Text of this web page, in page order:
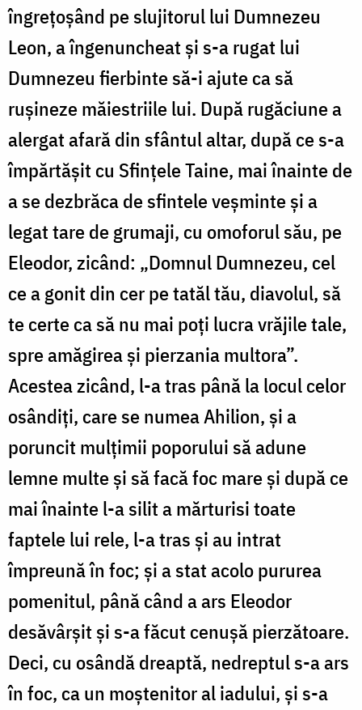
îngrețoșând pe slujitorul lui Dumnezeu
Leon, a îngenuncheat și s-a rugat lui
Dumnezeu fierbinte să-i ajute ca să
rușineze măiestriile lui. După rugăciune a
alergat afară din sfântul altar, după ce s-a
împărtășit cu Sfințele Taine, mai înainte de
a se dezbrăca de sfintele veșminte și a
legat tare de grumaji, cu omoforul său, pe
Eleodor, zicând: „Domnul Dumnezeu, cel
ce a gonit din cer pe tatăl tău, diavolul, să
te certe ca să nu mai poți lucra vrăjile tale,
spre amăgirea și pierzania multora”.
Acestea zicând, l-a tras până la locul celor
osândiți, care se numea Ahilion, și a
poruncit mulțimii poporului să adune
lemne multe și să facă foc mare și după ce
mai înainte l-a silit a mărturisi toate
faptele lui rele, l-a tras și au intrat
împreună în foc; și a stat acolo pururea
pomenitul, până când a ars Eleodor
desăvârșit și s-a făcut cenușă pierzătoare.
Deci, cu osândă dreaptă, nedreptul s-a ars
în foc, ca un moștenitor al iadului, și s-a